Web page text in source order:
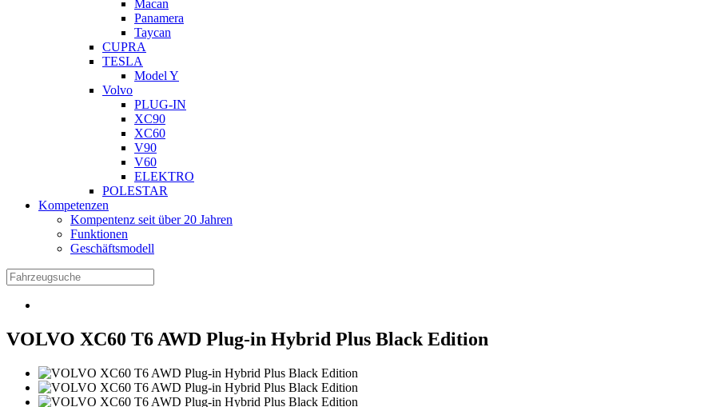
Macan
Panamera
Taycan
CUPRA
TESLA
Model Y
Volvo
PLUG-IN
XC90
XC60
V90
V60
ELEKTRO
POLESTAR
Kompetenzen
Kompentenz seit über 20 Jahren
Funktionen
Geschäftsmodell
VOLVO XC60 T6 AWD Plug-in Hybrid Plus Black Edition